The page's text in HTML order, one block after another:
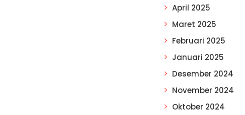
April 2025
Maret 2025
Februari 2025
Januari 2025
Desember 2024
November 2024
Oktober 2024